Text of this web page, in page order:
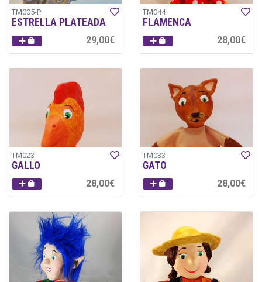
TM005-P
ESTRELLA PLATEADA
29,00€
TM044
FLAMENCA
28,00€
TM023
GALLO
28,00€
TM033
GATO
28,00€